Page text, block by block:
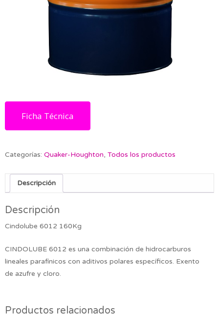
Ficha Técnica
Categorías: Quaker-Houghton, Todos los productos
Descripción
Descripción
Cindolube 6012 160Kg
CINDOLUBE 6012 es una combinación de hidrocarburos
lineales parafínicos con aditivos polares específicos. Exento
de azufre y cloro.
Productos relacionados